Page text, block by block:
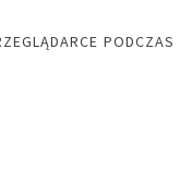
PODCZAS